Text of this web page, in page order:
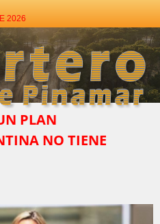
2026
PLAN
NO TIENE